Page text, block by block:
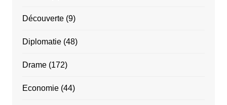
Découverte(9)
Diplomatie(48)
Drame(172)
Economie(44)